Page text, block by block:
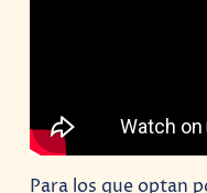
Para los que optan